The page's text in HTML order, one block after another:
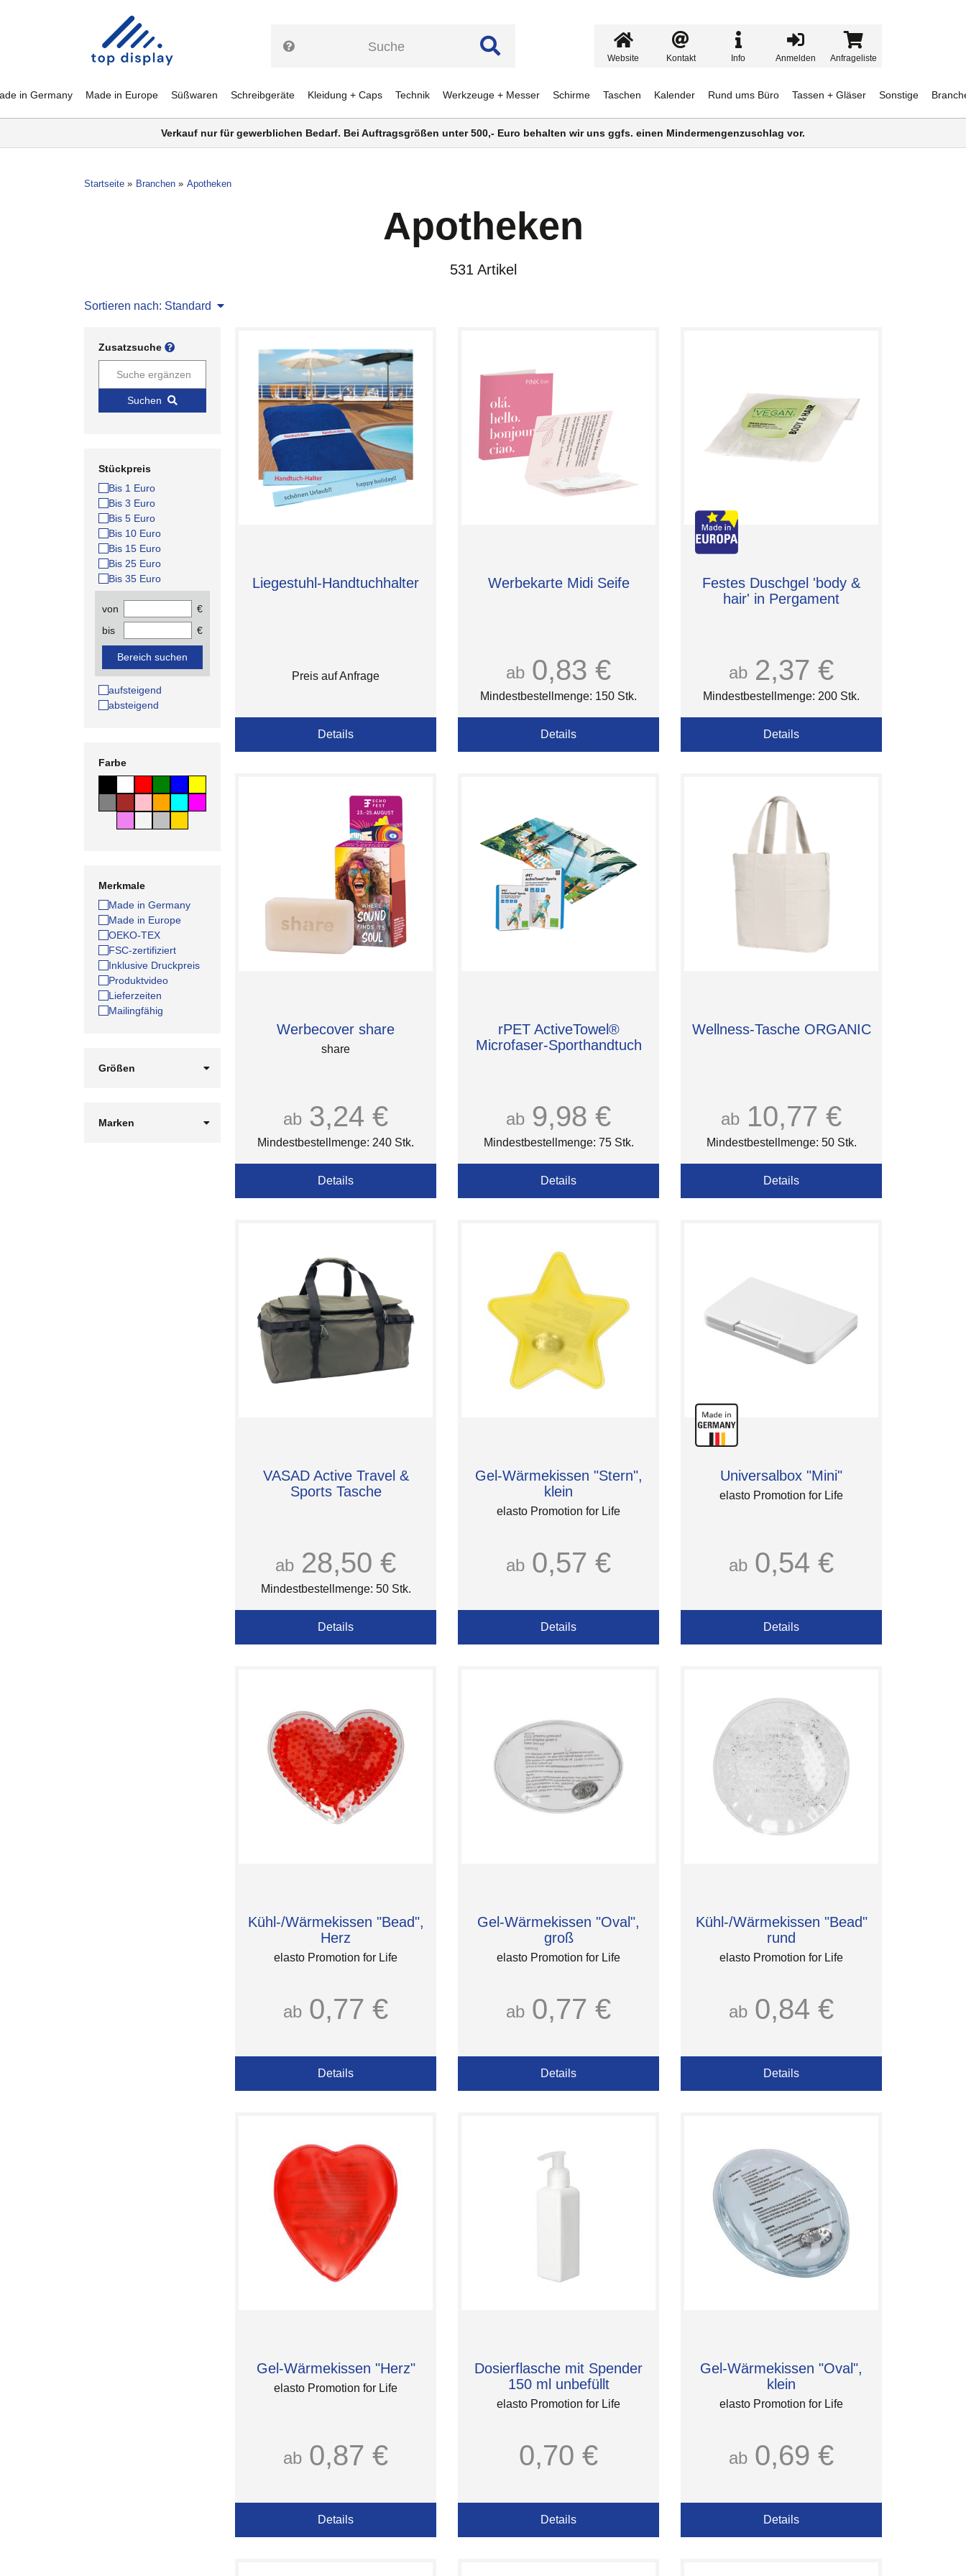
in Germany Made in Europe Süßwaren Schreibgeräte Kleidung + Caps Technik Werkzeuge + Messer Schirme Taschen Kalender Rund ums Büro Tassen + Gläser Sonstige
Website Kontakt Info Anmelden Anfrageliste
Verkauf nur für gewerblichen Bedarf. Bei Auftragsgrößen unter 500,- Euro behalten wir uns ggfs. einen Mindermengenzuschlag vor.
Startseite Branchen Apotheken
Apotheken
531 Artikel
Sortieren nach: Standard
Zusatzsuche
Suchen
Stückpreis
Bis 1 Euro
Bis 3 Euro
Bis 5 Euro
Bis 10 Euro
Bis 15 Euro
Bis 25 Euro
Bis 35 Euro
von
€
bis
€
Bereich suchen
aufsteigend
absteigend
Farbe
Merkmale
Made in Germany
Made in Europe
OEKO-TEX
FSC-zertifiziert
Inklusive Druckpreis
Produktvideo
Lieferzeiten
Mailingfähig
Größen
140 x 70 cm
Marken
Liegestuhl-Handtuchhalter
Preis auf Anfrage
Details
Werbekarte Midi Seife
ab 0,83 €
Mindestbestellmenge: 150 Stk.
Details
Festes Duschgel 'body &
hair' in Pergament
ab 2,37 €
Mindestbestellmenge: 200 Stk.
Details
Werbecover share
share
ab 3,24 €
Mindestbestellmenge: 240 Stk.
Details
rPET ActiveTowel®
Microfaser-Sporthandtuch
ab 9,98 €
Mindestbestellmenge: 75 Stk.
Details
Wellness-Tasche ORGANIC
ab 10,77 €
Mindestbestellmenge: 50 Stk.
Details
VASAD Active Travel &
Sports Tasche
ab 28,50 €
Mindestbestellmenge: 50 Stk.
Details
Gel-Wärmekissen "Stern",
klein
elasto Promotion for Life
ab 0,57 €
Details
Universalbox "Mini"
elasto Promotion for Life
ab 0,54 €
Details
Kühl-/Wärmekissen "Bead",
Herz
elasto Promotion for Life
ab 0,77 €
Details
Gel-Wärmekissen "Oval",
groß
elasto Promotion for Life
ab 0,77 €
Details
Kühl-/Wärmekissen "Bead"
rund
elasto Promotion for Life
ab 0,84 €
Details
Gel-Wärmekissen "Herz"
elasto Promotion for Life
ab 0,87 €
Details
Dosierflasche mit Spender
150 ml unbefüllt
elasto Promotion for Life
0,70 €
Details
Gel-Wärmekissen "Oval",
klein
elasto Promotion for Life
ab 0,69 €
Details